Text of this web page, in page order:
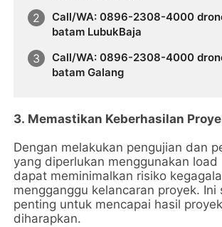
Call/WA: 0896-2308-4000
batam LubukBaja
Call/WA: 0896-2308-4000
batam Galang
3. Memastikan Keberhasilan
Dengan melakukan pengujian dan
yang diperlukan menggunakan load
dapat meminimalkan risiko
mengganggu kelancaran proyek. Ini
penting untuk mencapai hasil
diharapkan.